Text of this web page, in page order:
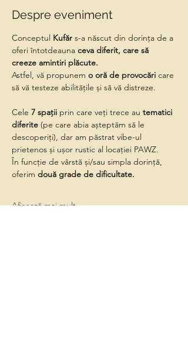
Despre eveniment
Conceptul Kufăr s-a născut din dorința de a
oferi întotdeauna ceva diferit, care să
creeze amintiri plăcute.
Astfel, vă propunem o oră de provocări care
să vă testeze abilitățile și să vă distreze.
Cele 7 spații prin care veți trece au tematici
diferite (pe care abia așteptăm să le
descoperiți), dar am păstrat vibe-ul
prietenos și ușor rustic al locației PAWZ.
În funcție de vârstă și/sau simpla dorință,
oferim două grade de dificultate.
Afișează mai mult